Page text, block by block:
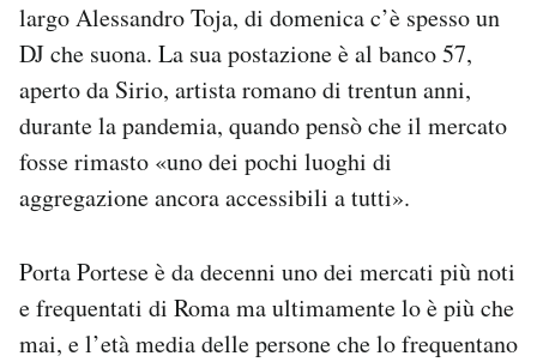
Hai bisogno di aiuto?
Esci
largo Alessandro Toja, di domenica c’è spesso un
DJ che suona. La sua postazione è al banco 57,
aperto da Sirio, artista romano di trentun anni,
durante la pandemia, quando pensò che il mercato
fosse rimasto «uno dei pochi luoghi di
aggregazione ancora accessibili a tutti».
Porta Portese è da decenni uno dei mercati più noti
e frequentati di Roma ma ultimamente lo è più che
mai, e l’età media delle persone che lo frequentano